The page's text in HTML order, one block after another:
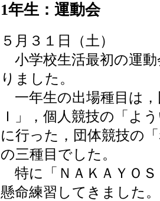
1年生：運動会
５月３１日（土）
小学校生活最初の運
りました。
一年生の出場種目は，
Ｉ」，個人競技の「よ
に行った，団体競技の
の三種目でした。
特に「ＮＡＫＡＹＯ
懸命練習してきました